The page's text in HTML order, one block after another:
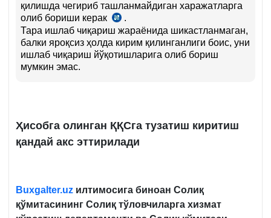
м.
қ.
2-
б.
қилишда чегириб ташланмайдиган харажатларга
олиб бориши керак
СК
317-
м.
1-
.
Тара ишлаб чиқариш жараёнида шикастланмаган,
балки яроқсиз ҳолда кирим қилинганлиги боис, уни
ишлаб чиқариш йўқотишларига олиб бориш
мумкин эмас.
Ҳисобга олинган ҚҚСга тузатиш киритиш
қандай акс эттирилади
Buxgalter.uz илтимосига биноан Солиқ
қўмитасининг Солиқ тўловчиларга хизмат